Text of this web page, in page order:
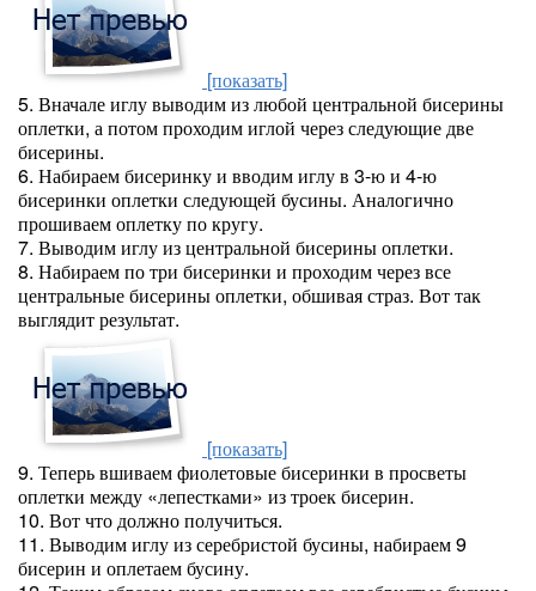
[показать]
5. Вначале иглу выводим из любой центральной бисерины
оплетки, а потом проходим иглой через следующие две
бисерины.
6. Набираем бисеринку и вводим иглу в 3-ю и 4-ю
бисеринки оплетки следующей бусины. Аналогично
прошиваем оплетку по кругу.
7. Выводим иглу из центральной бисерины оплетки.
8. Набираем по три бисеринки и проходим через все
центральные бисерины оплетки, обшивая страз. Вот так
выглядит результат.
[показать]
9. Теперь вшиваем фиолетовые бисеринки в просветы
оплетки между «лепестками» из троек бисерин.
10. Вот что должно получиться.
11. Выводим иглу из серебристой бусины, набираем 9
бисерин и оплетаем бусину.